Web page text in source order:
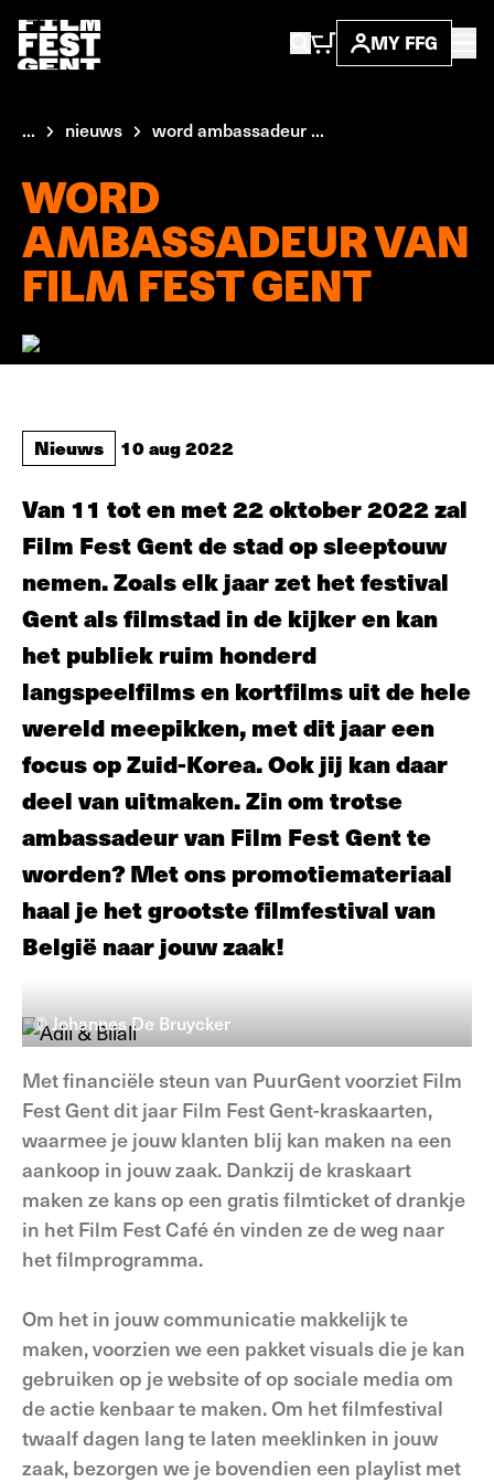
MY FFG
... nieuws word ambassadeur ...
WORD
AMBASSADEUR VAN
FILM FEST GENT
Nieuws 10 aug 2022
Van 11 tot en met 22 oktober 2022 zal
Film Fest Gent de stad op sleeptouw
nemen. Zoals elk jaar zet het festival
Gent als filmstad in de kijker en kan
het publiek ruim honderd
langspeelfilms en kortfilms uit de hele
wereld meepikken, met dit jaar een
focus op Zuid-Korea. Ook jij kan daar
deel van uitmaken. Zin om trotse
ambassadeur van Film Fest Gent te
worden? Met ons promotiemateriaal
haal jehet grootste filmfestival van
Belgiënaar jouw zaak!
© Johannes De Bruycker
Met financiële steun van PuurGent voorziet Film
Fest Gent dit jaar Film Fest Gent-kraskaarten,
waarmee je jouw klanten blij kan maken na een
aankoop in jouw zaak. Dankzij de kraskaart
maken ze kans op een gratis filmticket of drankje
in het Film Fest Café én vinden ze de weg naar
het filmprogramma.
Om het in jouw communicatie makkelijk te
maken, voorzien we een pakket visuals die je kan
gebruiken op je website of op sociale media om
de actie kenbaar te maken. Om het filmfestival
twaalf dagen lang te laten meeklinken in jouw
zaak, bezorgen we je bovendien een playlist met